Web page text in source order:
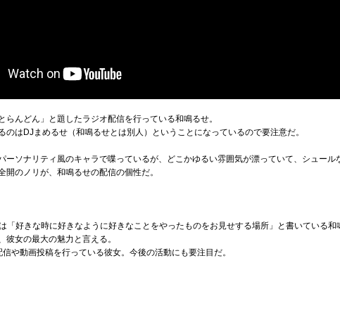
らんどん」と題したラジオ配信を行っている和鳴るせ。
のはDJまめるせ（和鳴るせとは別人）ということになっているので要注意だ。
ーソナリティ風のキャラで喋っているが、どこかゆるい雰囲気が漂っていて、シュール
開のノリが、和鳴るせの配信の個性だ。
「好きな時に好きなように好きなことをやったものをお見せする場所」と書いている和
彼女の最大の魅力と言える。
や動画投稿を行っている彼女。今後の活動にも要注目だ。